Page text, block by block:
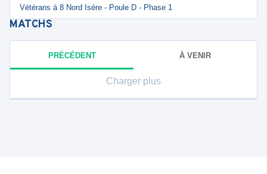
Vétérans à 8 Nord Isère - Poule D - Phase 1
MATCHS
PRÉCÉDENT À VENIR
Charger plus